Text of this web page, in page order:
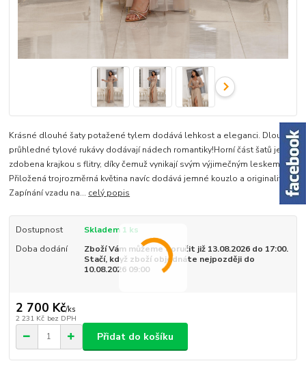
Krásné dlouhé šaty potažené tylem dodává lehkost a eleganci. Dlouhé,
průhledné tylové rukávy dodávají nádech romantiky!Horní část šatů je
zdobena krajkou s flitry, díky čemuž vynikají svým výjimečným leskem.
Přiložená trojrozměrná květina navíc dodává jemné kouzlo a originalitu.
Zapínání vzadu na... celý popis
Dostupnost
Skladem 1 ks
Doba dodání
Zboží Vám můžeme doručit již 13.08.2026 do 17:00.
Stačí, když zboží objednáte nejpozději do
10.08.2026 09:00
2 700 Kč/ks
2 231 Kč bez DPH
Přidat do košíku